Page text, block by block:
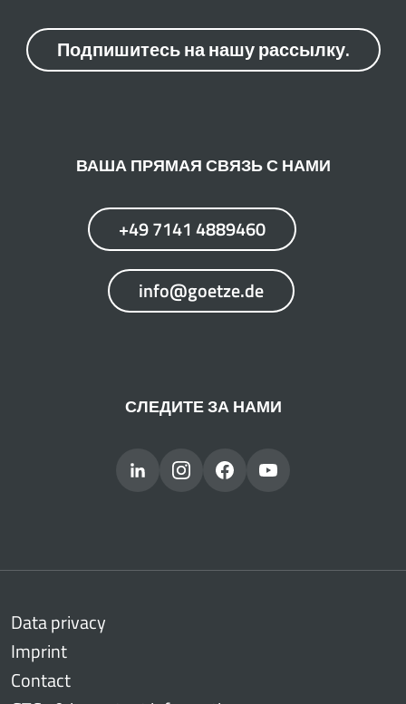
Подпишитесь на нашу рассылку.
ВАША ПРЯМАЯ СВЯЗЬ С НАМИ
+49 7141 4889460
info@goetze.de
СЛЕДИТЕ ЗА НАМИ
Data privacy
Imprint
Contact